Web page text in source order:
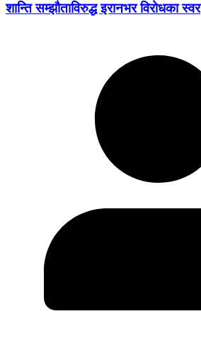
शान्ति सम्झौताविरुद्ध इरानभर विरोधका स्वर